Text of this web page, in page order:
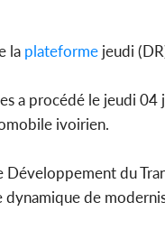
la plateforme jeudi
a procédé le jeudi
ivoirien.
Développement du
dynamique de